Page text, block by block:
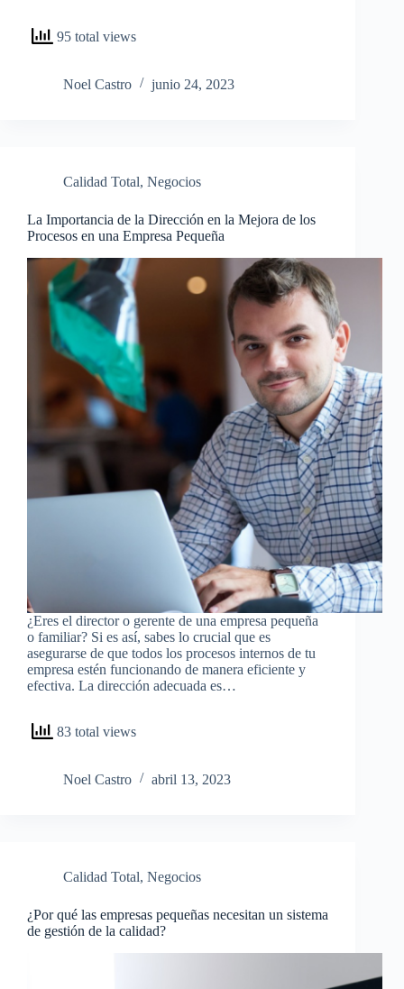
95 total views
Noel Castro junio 24, 2023
Calidad Total, Negocios
La Importancia de la Dirección en la Mejora de los
Procesos en una Empresa Pequeña
¿Eres el director o gerente de una empresa pequeña
o familiar? Si es así, sabes lo crucial que es
asegurarse de que todos los procesos internos de tu
empresa estén funcionando de manera eficiente y
efectiva. La dirección adecuada es…
83 total views
Noel Castro abril 13, 2023
Calidad Total, Negocios
¿Por qué las empresas pequeñas necesitan un sistema
de gestión de la calidad?